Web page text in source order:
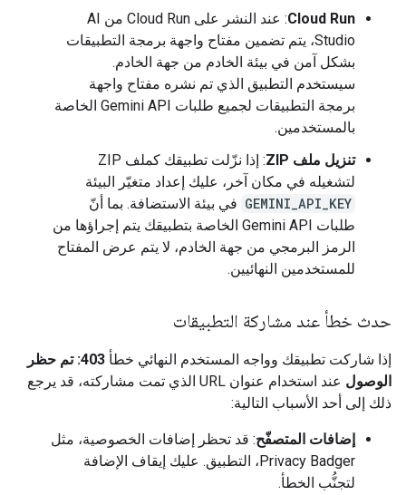
Cloud Run
: عند النشر على Cloud Run من AI
Studio، يتم تضمين مفتاح واجهة برمجة التطبيقات
بشكل آمن في بيئة الخادم من جهة الخادم.
سيستخدم التطبيق الذي تم نشره مفتاح واجهة
برمجة التطبيقات لجميع طلبات Gemini API الخاصة
بالمستخدمين.
تنزيل ملف ZIP
: إذا نزّلت تطبيقك كملف ZIP
لتشغيله في مكان آخر، عليك إعداد متغيّر البيئة
GEMINI_API_KEY في بيئة الاستضافة. بما أنّ
طلبات Gemini API الخاصة بتطبيقك يتم إجراؤها من
الرمز البرمجي من جهة الخادم، لا يتم عرض المفتاح
للمستخدمين النهائيين.
حدث خطأ عند مشاركة التطبيقات
إذا شاركت تطبيقك وواجه المستخدم النهائي خطأ
403: تم حظر
الوصول
عند استخدام عنوان URL الذي تمت مشاركته، قد يرجع
ذلك إلى أحد الأسباب التالية:
إضافات المتصفّح: قد تحظر إضافات الخصوصية، مثل
Privacy Badger، التطبيق. عليك إيقاف الإضافة
لتجنُّب الخطأ.